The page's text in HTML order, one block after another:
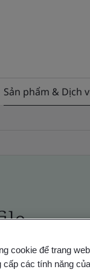
Sản phẩm & Dịch
-
cookie để trang
cấp các tính năng